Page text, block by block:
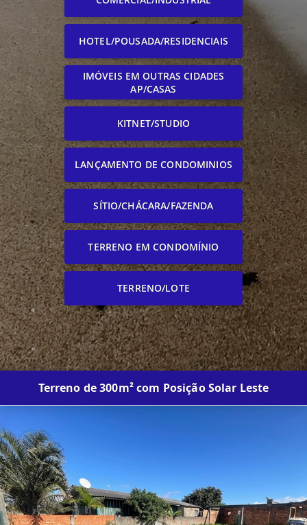
HOTEL/POUSADA/RESIDENCIAIS
IMÓVEIS EM OUTRAS CIDADES
AP/CASAS
KITNET/STUDIO
LANÇAMENTO DE CONDOMINIOS
SÍTIO/CHÁCARA/FAZENDA
TERRENO EM CONDOMÍNIO
TERRENO/LOTE
Terreno de 300m² com Posição Solar Leste